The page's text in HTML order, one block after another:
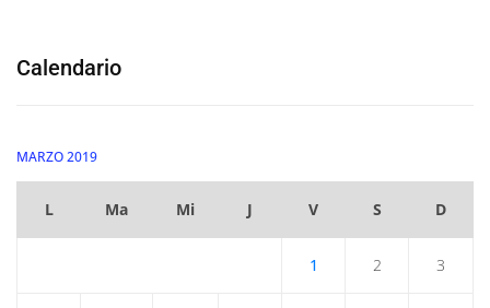
Calendario
MARZO 2019
L Ma Mi J V S D
1 2 3